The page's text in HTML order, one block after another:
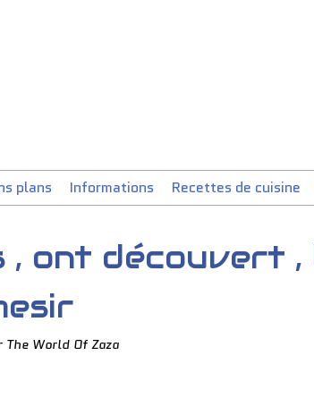
plans Informations Recettes de cuisine
, ont découvert ,
The World Of Zaza